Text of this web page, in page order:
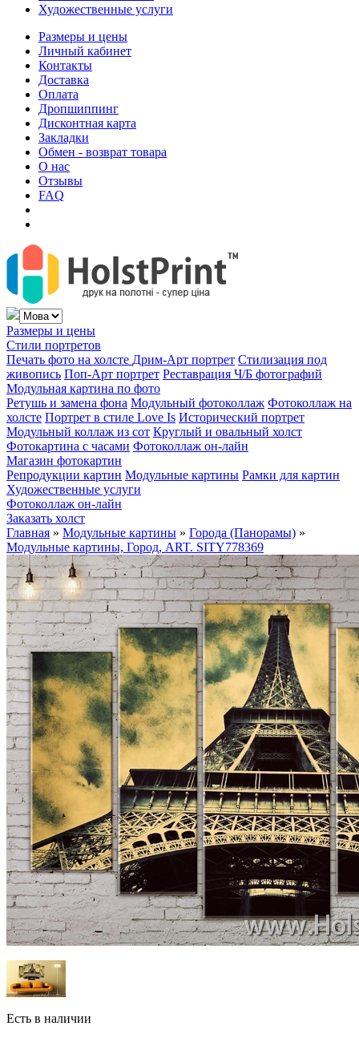
Художественные услуги
Размеры и цены
Личный кабинет
Контакты
Доставка
Оплата
Дропшиппинг
Дисконтная карта
Закладки
Обмен - возврат товара
О нас
Отзывы
FAQ
Размеры и цены
Стили портретов
Печать фото на холсте Дрим-Арт портрет Стилизация под
живопись Поп-Арт портрет Реставрация Ч/Б фотографий
Модульная картина по фото
Ретушь и замена фона Модульный фотоколлаж Фотоколлаж на
холсте Портрет в стиле Love Is Исторический портрет
Модульный коллаж из сот Круглый и овальный холст
Фотокартина с часами Фотоколлаж он-лайн
Магазин фотокартин
Репродукции картин Модульные картины Рамки для картин
Художественные услуги
Фотоколлаж он-лайн
Заказать холст
Главная » Модульные картины » Города (Панорамы) »
Модульные картины, Город, ART. SITY778369
Есть в наличии